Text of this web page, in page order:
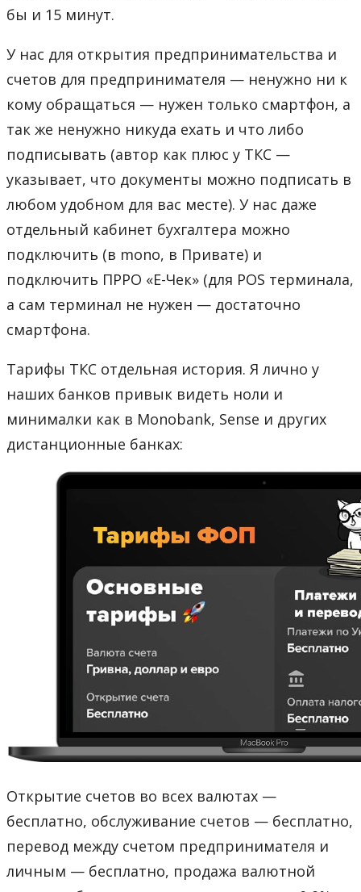
бы и 15 минут.
У нас для открытия предпринимательства и
счетов для предпринимателя — ненужно ни к
кому обращаться — нужен только смартфон, а
так же ненужно никуда ехать и что либо
подписывать (автор как плюс у ТКС —
указывает, что документы можно подписать в
любом удобном для вас месте). У нас даже
отдельный кабинет бухгалтера можно
подключить (в mono, в Привате) и
подключить ПРРО «Е-Чек» (для POS терминала,
а сам терминал не нужен — достаточно
смартфона.
Тарифы ТКС отдельная история. Я лично у
наших банков привык видеть ноли и
минималки как в Monobank, Sense и других
дистанционные банках:
Открытие счетов во всех валютах —
бесплатно, обслуживание счетов — бесплатно,
перевод между счетом предпринимателя и
личным — бесплатно, продажа валютной